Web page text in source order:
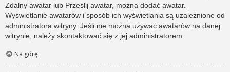
Zdalny awatar lub Prześlij awatar, można dodać awatar.
Wyświetlanie awatarów i sposób ich wyświetlania są uzależnione od
administratora witryny. Jeśli nie można używać awatarów na danej
witrynie, należy skontaktować się z jej administratorem.
Na górę